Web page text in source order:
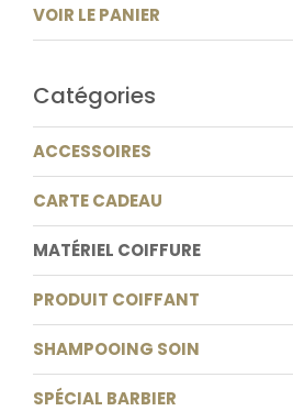
VOIR LE PANIER
Catégories
ACCESSOIRES
CARTE CADEAU
MATÉRIEL COIFFURE
PRODUIT COIFFANT
SHAMPOOING SOIN
SPÉCIAL BARBIER